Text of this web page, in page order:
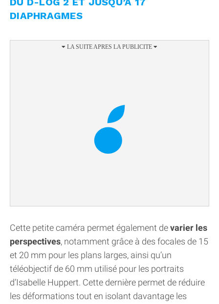
DIAPHRAGMES
Cette petite caméra permet également devarier les
perspectives, notamment grâce à des focales de 15
et 20 mm pour les plans larges, ainsi qu’un
téléobjectif de 60 mm utilisé pour les portraits
d’Isabelle Huppert. Cette dernière permet de réduire
les déformations tout en isolant davantage les